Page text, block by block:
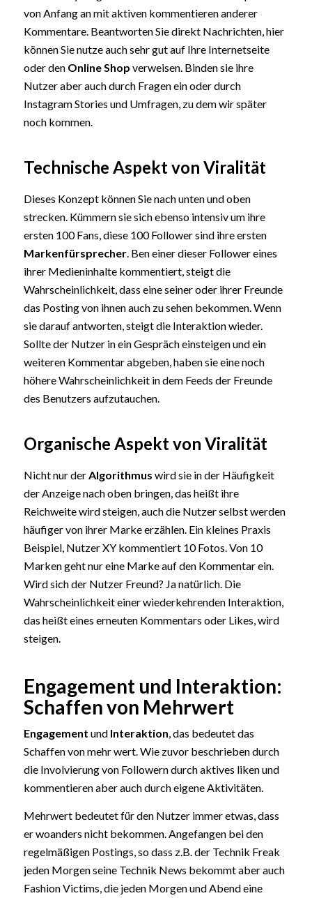
von Anfang an mit aktiven kommentieren anderer
Kommentare. Beantworten Sie direkt Nachrichten, hier
können Sie nutze auch sehr gut auf Ihre Internetseite
oder den Online Shop verweisen. Binden sie ihre
Nutzer aber auch durch Fragen ein oder durch
Instagram Stories und Umfragen, zu dem wir später
noch kommen.
Technische Aspekt von Viralität
Dieses Konzept können Sie nach unten und oben
strecken. Kümmern sie sich ebenso intensiv um ihre
ersten 100 Fans, diese 100 Follower sind ihre ersten
Markenfürsprecher. Ben einer dieser Follower eines
ihrer Medieninhalte kommentiert, steigt die
Wahrscheinlichkeit, dass eine seiner oder ihrer Freunde
das Posting von ihnen auch zu sehen bekommen. Wenn
sie darauf antworten, steigt die Interaktion wieder.
Sollte der Nutzer in ein Gespräch einsteigen und ein
weiteren Kommentar abgeben, haben sie eine noch
höhere Wahrscheinlichkeit in dem Feeds der Freunde
des Benutzers aufzutauchen.
Organische Aspekt von Viralität
Nicht nur derAlgorithmus wird sie in der Häufigkeit
der Anzeige nach oben bringen, das heißt ihre
Reichweite wird steigen, auch die Nutzer selbst werden
häufiger von ihrer Marke erzählen. Ein kleines Praxis
Beispiel, Nutzer XY kommentiert 10 Fotos. Von 10
Marken geht nur eine Marke auf den Kommentar ein.
Wird sich der Nutzer Freund? Ja natürlich. Die
Wahrscheinlichkeit einer wiederkehrenden Interaktion,
das heißt eines erneuten Kommentars oder Likes, wird
steigen.
Engagement und Interaktion:
Schaffen von Mehrwert
Engagement und Interaktion, das bedeutet das
Schaffen von mehr wert. Wie zuvor beschrieben durch
die Involvierung von Followern durch aktives liken und
kommentieren aber auch durch eigene Aktivitäten.
Mehrwert bedeutet für den Nutzer immer etwas, dass
er woanders nicht bekommen. Angefangen bei den
regelmäßigen Postings, so dass z.B. der Technik Freak
jeden Morgen seine Technik News bekommt aber auch
Fashion Victims, die jeden Morgen und Abend eine